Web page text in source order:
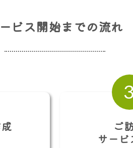
ビス開始までの流れ
3
ご
サービ